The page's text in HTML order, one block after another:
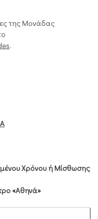
της Μονάδας
.
Χρόνου ή Μίσθωσης
«Αθηνά»